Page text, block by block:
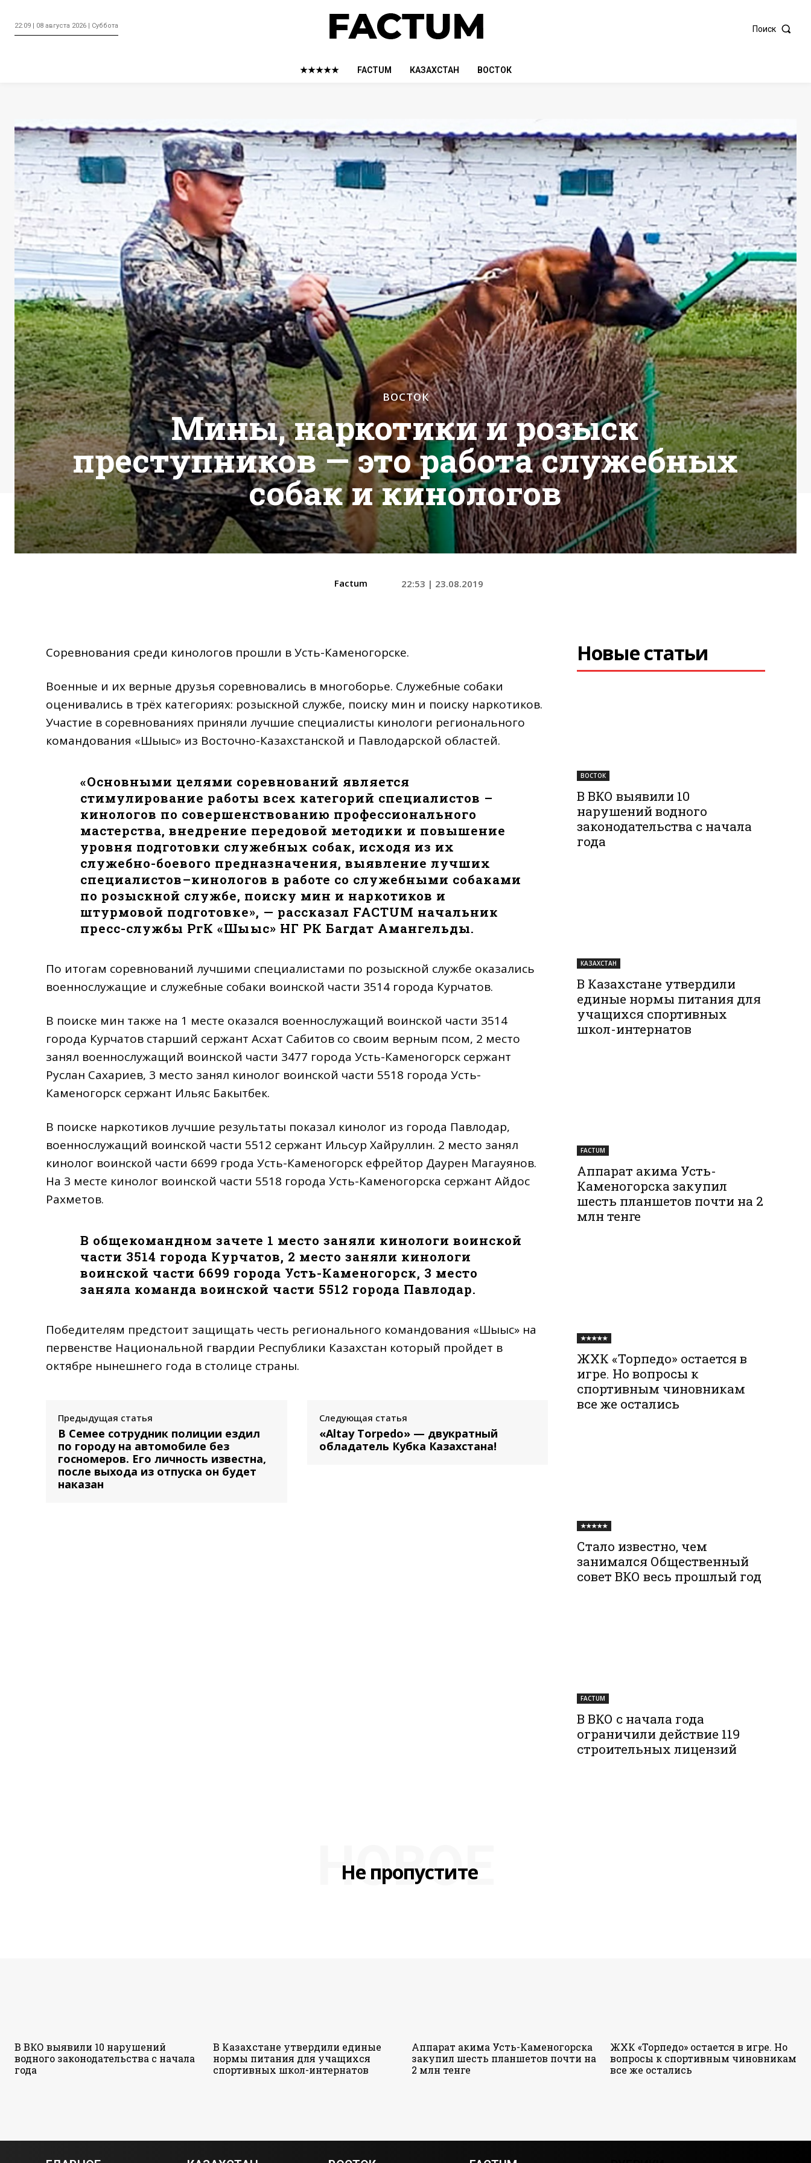
22:09 | 08 августа 2026 | Суббота Поиск
★★★★★ FACTUM КАЗАХСТАН ВОСТОК
ВОСТОК
Мины, наркотики и розыск
преступников — это работа служебных
собак и кинологов
Factum 22:53 | 23.08.2019
Соревнования среди кинологов прошли в Усть-Каменогорске.
Военные и их верные друзья соревновались в многоборье. Служебные собаки
оценивались в трёх категориях: розыскной службе, поиску мин и поиску наркотиков.
Участие в соревнованиях приняли лучшие специалисты кинологи регионального
командования «Шығыс» из Восточно-Казахстанской и Павлодарской областей.
«Основными целями соревнований является
стимулирование работы всех категорий специалистов –
кинологов по совершенствованию профессионального
мастерства, внедрение передовой методики и повышение
уровня подготовки служебных собак, исходя из их
служебно-боевого предназначения, выявление лучших
специалистов–кинологов в работе со служебными собаками
по розыскной службе, поиску мин и наркотиков и
штурмовой подготовке», — рассказал FACTUM начальник
пресс-службы РгК «Шығыс» НГ РК Багдат Амангельды.
По итогам соревнований лучшими специалистами по розыскной службе оказались
военнослужащие и служебные собаки воинской части 3514 города Курчатов.
В поиске мин также на 1 месте оказался военнослужащий воинской части 3514
города Курчатов старший сержант Асхат Сабитов со своим верным псом, 2 место
занял военнослужащий воинской части 3477 города Усть-Каменогорск сержант
Руслан Сахариев, 3 место занял кинолог воинской части 5518 города Усть-
Каменогорск сержант Ильяс Бакытбек.
В поиске наркотиков лучшие результаты показал кинолог из города Павлодар,
военнослужащий воинской части 5512 сержант Ильсур Хайруллин. 2 место занял
кинолог воинской части 6699 грода Усть-Каменогорск ефрейтор Даурен Магауянов.
На 3 месте кинолог воинской части 5518 города Усть-Каменогорска сержант Айдос
Рахметов.
В общекомандном зачете 1 место заняли кинологи воинской
части 3514 города Курчатов, 2 место заняли кинологи
воинской части 6699 города Усть-Каменогорск, 3 место
заняла команда воинской части 5512 города Павлодар.
Победителям предстоит защищать честь регионального командования «Шығыс» на
первенстве Национальной гвардии Республики Казахстан который пройдет в
октябре нынешнего года в столице страны.
Предыдущая статья
В Семее сотрудник полиции ездил
по городу на автомобиле без
госномеров. Его личность известна,
после выхода из отпуска он будет
наказан
Следующая статья
«Altay Torpedo» — двукратный
обладатель Кубка Казахстана!
Новые статьи
ВОСТОК
В ВКО выявили 10
нарушений водного
законодательства с начала
года
КАЗАХСТАН
В Казахстане утвердили
единые нормы питания для
учащихся спортивных
школ-интернатов
FACTUM
Аппарат акима Усть-
Каменогорска закупил
шесть планшетов почти на 2
млн тенге
★★★★★
ЖХК «Торпедо» остается в
игре. Но вопросы к
спортивным чиновникам
все же остались
★★★★★
Стало известно, чем
занимался Общественный
совет ВКО весь прошлый год
FACTUM
В ВКО с начала года
ограничили действие 119
строительных лицензий
Не пропустите
НОВОЕ
В ВКО выявили 10 нарушений
водного законодательства с начала
года
В Казахстане утвердили единые
нормы питания для учащихся
спортивных школ-интернатов
Аппарат акима Усть-Каменогорска
закупил шесть планшетов почти на
2 млн тенге
ЖХК «Торпедо» остается в игре. Но
вопросы к спортивным чиновникам
все же остались